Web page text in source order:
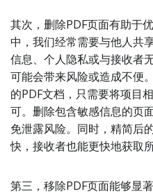
其次，删除PDF页面有助于
中，我们经常需要与他人共
信息、个人隐私或与接收者
可能会带来风险或造成不便
的PDF文档，只需要将项目
可。删除包含敏感信息的页
免泄露风险。同时，精简后
快，接收者也能更快地获取
第三，移除PDF页面能够显